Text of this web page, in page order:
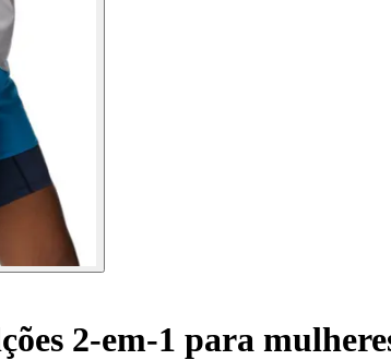
2-em-1 para